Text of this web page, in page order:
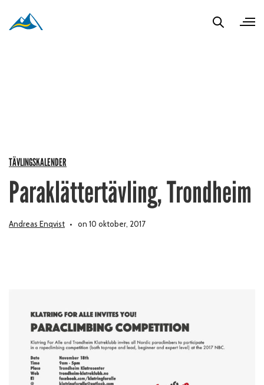
TÄVLINGSKALENDER
Paraklättertävling, Trondheim
Andreas Enqvist on 10 oktober, 2017